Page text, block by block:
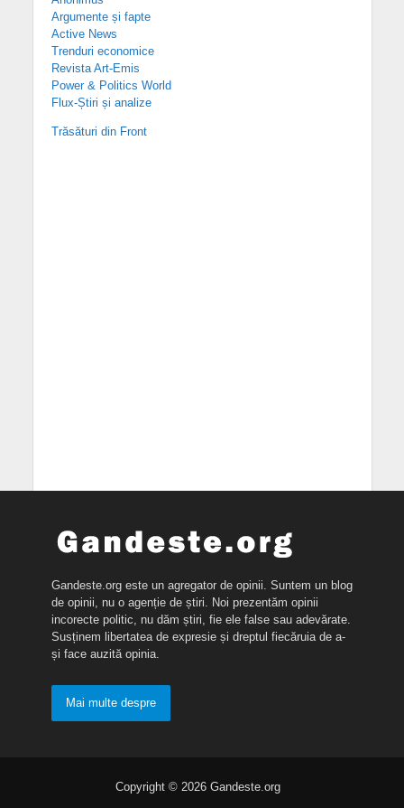
Argumente și fapte
Active News
Trenduri economice
Revista Art-Emis
Power & Politics World
Flux-Știri și analize
Trăsături din Front
Gandeste.org este un agregator de opinii. Suntem un blog
de opinii, nu o agenție de știri. Noi prezentăm opinii
incorecte politic, nu dăm știri, fie ele false sau adevărate.
Susținem libertatea de expresie și dreptul fiecăruia de a-
și face auzită opinia.
Mai multe despre
Copyright © 2026 Gandeste.org